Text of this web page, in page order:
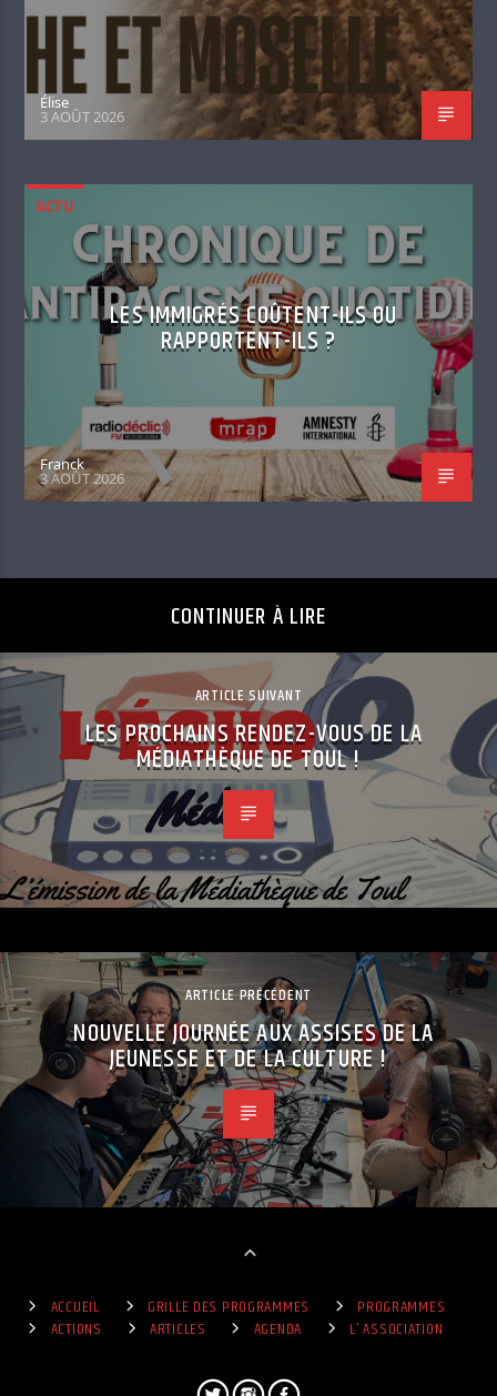
Élise
3 AOÛT 2026
ACTU
LES IMMIGRÉS COÛTENT-ILS OU
RAPPORTENT-ILS ?
Franck
3 AOÛT 2026
CONTINUER À LIRE
ARTICLE SUIVANT
LES PROCHAINS RENDEZ-VOUS DE LA
MÉDIATHÈQUE DE TOUL !
ARTICLE PRÉCÉDENT
NOUVELLE JOURNÉE AUX ASSISES DE LA
JEUNESSE ET DE LA CULTURE !
ACCUEIL GRILLE DES PROGRAMMES
PROGRAMMES
ACTIONS
ARTICLES AGENDA L’ ASSOCIATION